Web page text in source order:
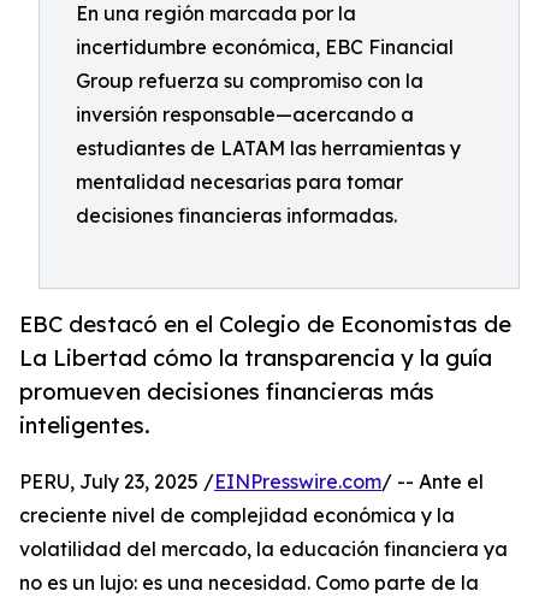
En una región marcada por la
incertidumbre económica, EBC Financial
Group refuerza su compromiso con la
inversión responsable—acercando a
estudiantes de LATAM las herramientas y
mentalidad necesarias para tomar
decisiones financieras informadas.
EBC destacó en el Colegio de Economistas de
La Libertad cómo la transparencia y la guía
promueven decisiones financieras más
inteligentes.
PERU, July 23, 2025 /EINPresswire.com/ -- Ante el
creciente nivel de complejidad económica y la
volatilidad del mercado, la educación financiera ya
no es un lujo: es una necesidad. Como parte de la